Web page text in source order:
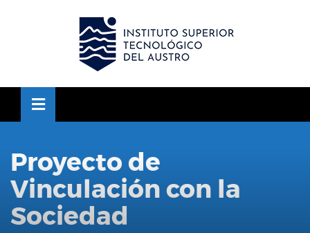
Proyecto de
Vinculación con la
Sociedad